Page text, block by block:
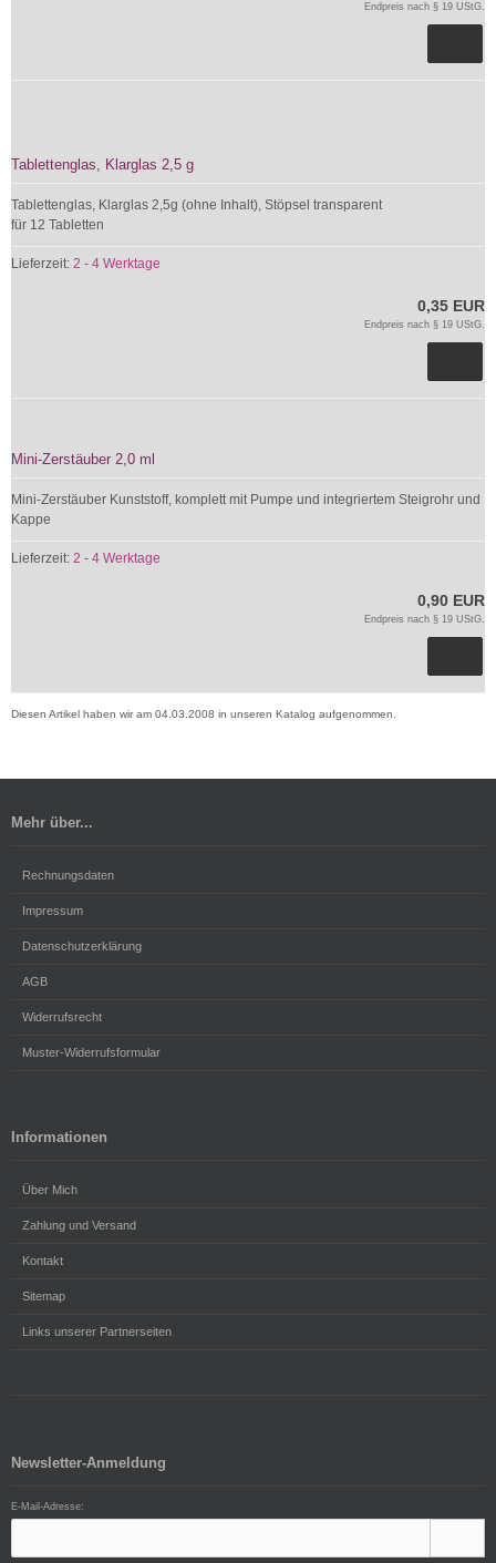
Endpreis nach § 19 UStG.
Tablettenglas, Klarglas 2,5 g
Tablettenglas, Klarglas 2,5g (ohne Inhalt), Stöpsel transparent
für 12 Tabletten
Lieferzeit: 2 - 4 Werktage
0,35 EUR
Endpreis nach § 19 UStG.
Mini-Zerstäuber 2,0 ml
Mini-Zerstäuber Kunststoff, komplett mit Pumpe und integriertem Steigrohr und
Kappe
Lieferzeit: 2 - 4 Werktage
0,90 EUR
Endpreis nach § 19 UStG.
Diesen Artikel haben wir am 04.03.2008 in unseren Katalog aufgenommen.
Mehr über...
Rechnungsdaten
Impressum
Datenschutzerklärung
AGB
Widerrufsrecht
Muster-Widerrufsformular
Informationen
Über Mich
Zahlung und Versand
Kontakt
Sitemap
Links unserer Partnerseiten
Newsletter-Anmeldung
E-Mail-Adresse: